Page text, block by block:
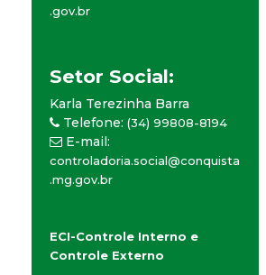
.gov.br
Setor Social:
Karla Terezinha Barra
Telefone: (34) 99808-8194
E-mail:
controladoria.social@conquista
.mg.gov.br
ECI-Controle Interno e
Controle Externo